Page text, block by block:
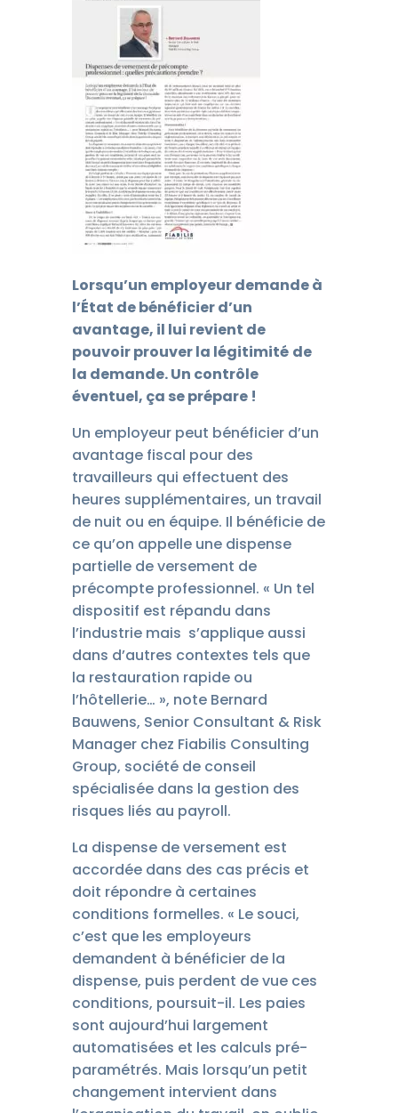
Lorsqu’un employeur demandeà
l’État de bénéficier d’un
avantage, il lui revient de
pouvoir prouver la légitimité de
la demande. Un contrôle
éventuel, ça se prépare !
Un employeur peut bénéficier d’un
avantage fiscal pour des
travailleurs qui effectuent des
heures supplémentaires, un travail
de nuit ou en équipe. Il bénéficie de
ce qu’on appelle une dispense
partielle de versement de
précompte professionnel. « Un tel
dispositif est répandu dans
l’industrie mais s’applique aussi
dans d’autres contextes tels que
la restauration rapide ou
l’hôtellerie… », note Bernard
Bauwens, Senior Consultant & Risk
Manager chez Fiabilis Consulting
Group, société de conseil
spécialisée dans la gestion des
risques liés au payroll.
La dispense de versement est
accordée dans des cas précis et
doit répondre à certaines
conditions formelles. « Le souci,
c’est que les employeurs
demandent à bénéficier de la
dispense, puis perdent de vue ces
conditions, poursuit-il. Les paies
sont aujourd’hui largement
automatisées et les calculs pré-
paramétrés. Mais lorsqu’un petit
changement intervient dans